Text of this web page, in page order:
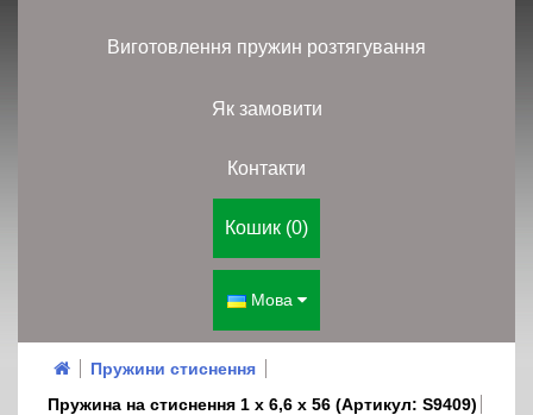
Виготовлення пружин розтягування
Як замовити
Контакти
Кошик (0)
Мова
Пружини стиснення
Пружина на стиснення 1 х 6,6 х 56 (Артикул: S9409)